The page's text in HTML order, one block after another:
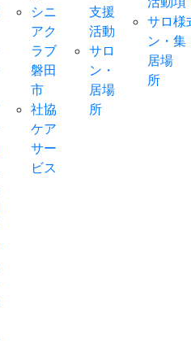
シニ
アク
ラブ
磐田
市
社協
ケア
サー
ビス
支援
活動
サロ
ン・
居場
所
サロ
ン・
居場
所
様
集